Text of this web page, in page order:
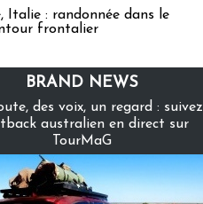
Italie : randonnée dans le
frontalier
BRAND NEWS
des voix, un regard : suivez
australien en direct sur
TourMaG